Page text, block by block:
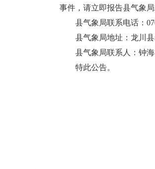
事件，请立即报告县气象局
县气象局联系电话：
县气象局地址：龙川县
县气象局联系人：钟海
特此公告。